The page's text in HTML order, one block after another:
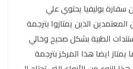
بوليفيا يحتوي علي
الذين يمتازوا بترجمة
الطبية بشكل صحيح وخالي
ايضا هذا المركز بترجمة